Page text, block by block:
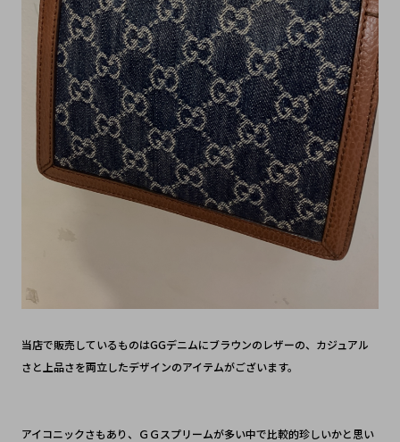
当店で販売しているものはGGデニムにブラウンのレザーの、カジュアル
さと上品さを両立したデザインのアイテムがございます。
アイコニックさもあり、ＧＧスプリームが多い中で比較的珍しいかと思い